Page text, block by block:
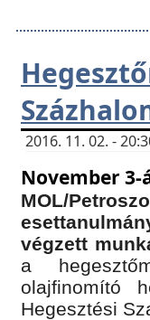
2016. 11. 02. -
November
MOL/
végzett
a
olajfinomító
Hegesztési